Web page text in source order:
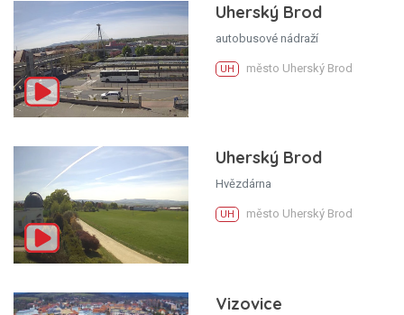
Uherský Brod
autobusové nádraží
UH město Uherský Brod
Uherský Brod
Hvězdárna
UH město Uherský Brod
Vizovice